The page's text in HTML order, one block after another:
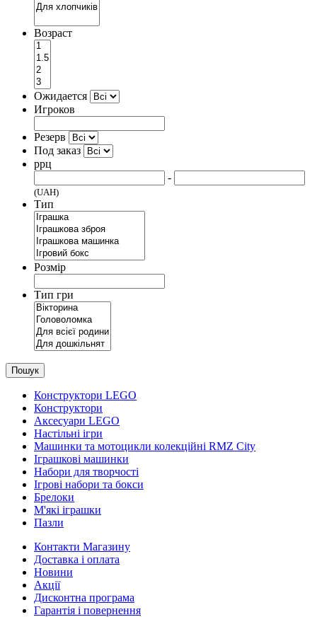
Возраст
Ожидается
Игроков
Резерв
Под заказ
ррц
-
(UAH)
Тип
Розмір
Тип гри
Пошук
Конструктори LEGO
Конструктори
Аксесуари LEGO
Настільні ігри
Машинки та мотоцикли колекційні RMZ City
Іграшкові машинки
Набори для творчості
Ігрові набори та бокси
Брелоки
М'які іграшки
Пазли
Контакти Магазину
Доставка і оплата
Новини
Акції
Дисконтна програма
Гарантія і повернення